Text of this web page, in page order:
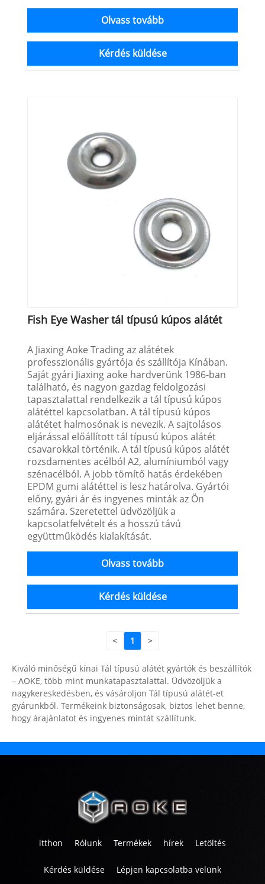
Olvass tovább
Kérdés küldése
Fish Eye Washer tál típusú kúpos alátét
A Jiaxing Aoke Trading az alátétek
professzionális gyártója és szállítója Kínában.
Saját gyári Jiaxing aoke hardverünk 1986-ban
található, és nagyon gazdag feldolgozási
tapasztalattal rendelkezik a tál típusú kúpos
alátéttel kapcsolatban. A tál típusú kúpos
alátétet halmosónak is nevezik. A sajtolásos
eljárással előállított tál típusú kúpos alátét
csavarokkal történik. A tál típusú kúpos alátét
rozsdamentes acélból A2, alumíniumból vagy
szénacélból. A jobb tömítő hatás érdekében
EPDM gumi alátéttel is lesz határolva. Gyártói
előny, gyári ár és ingyenes minták az Ön
számára. Szeretettel üdvözöljük a
kapcsolatfelvételt és a hosszú távú
együttműködés kialakítását.
Olvass tovább
Kérdés küldése
< 1 >
Kiváló minőségű kínai Tál típusú alátét gyártók és beszállítók
– AOKE, több mint munkatapasztalattal. Üdvözöljük a
nagykereskedésben, és vásároljon Tál típusú alátét-et
gyárunkból. Termékeink biztonságosak, biztos lehet benne,
hogy árajánlatot és ingyenes mintát szállítunk.
itthon Rólunk Termékek hírek Letöltés
Kérdés küldése Lépjen kapcsolatba velünk